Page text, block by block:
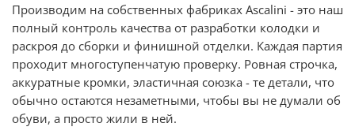
Производим на собственных фабриках Ascalini - это наш
полный контроль качества от разработки колодки и
раскроя до сборки и финишной отделки. Каждая партия
проходит многоступенчатую проверку. Ровная строчка,
аккуратные кромки, эластичная союзка - те детали, что
обычно остаются незаметными, чтобы вы не думали об
обуви, а просто жили в ней.